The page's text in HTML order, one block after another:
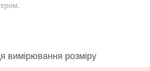
вимірювання розміру